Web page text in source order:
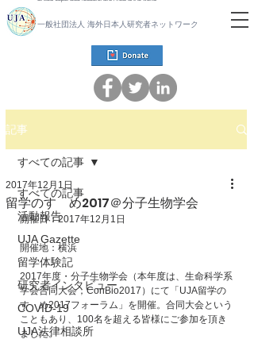
一般社団法人 海外日本人研究者ネットワーク
記事
すべての記事
活動報告
UJA Gazette
留学体験記
研究者インタビュー
COVID-19
UJA法律相談所
すべての記事
留学のすゝめ2017＠分子生物学会
2017年12月1日
開催日：2017年12月1日
開催地：横浜
2017年度・分子生物学会（本年度は、生命科学系
学会合同大会；ConBio2017）にて「UJA留学の
すゝめ2017フォーラム」を開催。合同大会という
こともあり、100名を超える皆様にご参加を頂き
ました。